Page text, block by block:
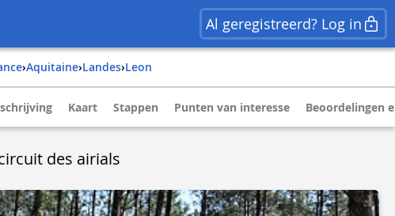
Al geregistreerd? Log in
› aquitaine› landes› leon
Kaart Stappen Punten van interesse Beoordelingen
des airials